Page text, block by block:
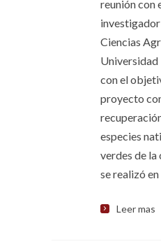
reunión con
Ciencias
Universidad
con el
proyecto
especies
verdes de la
se realizó en
Leer mas